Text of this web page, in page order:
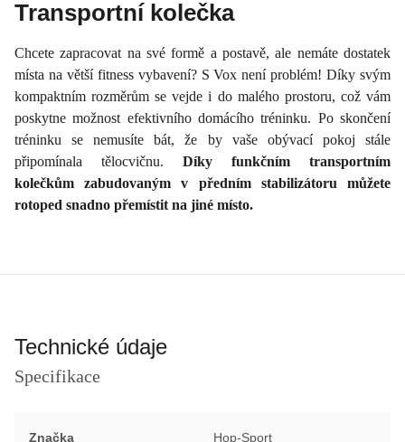
Transportní kolečka
Chcete zapracovat na své formě a postavě, ale nemáte dostatek
místa na větší fitness vybavení? S Vox není problém! Díky svým
kompaktním rozměrům se vejde i do malého prostoru, což vám
poskytne možnost efektivního domácího tréninku. Po skončení
tréninku se nemusíte bát, že by vaše obývací pokoj stále
připomínala tělocvičnu. Díky funkčním transportním
kolečkům zabudovaným v předním stabilizátoru můžete
rotoped snadno přemístit na jiné místo.
Technické údaje
Specifikace
Značka Hop-Sport